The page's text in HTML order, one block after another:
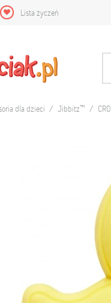
Lista życzeń
dla dzieci Jibbitz™